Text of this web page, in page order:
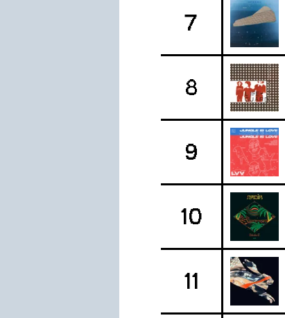
JANVIER
2023
2022
MAI2022
2022
MARS
2022
7
8
9
10
11